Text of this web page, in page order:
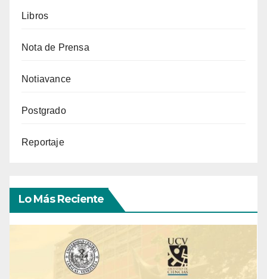
Libros
Nota de Prensa
Notiavance
Postgrado
Reportaje
Lo Más Reciente